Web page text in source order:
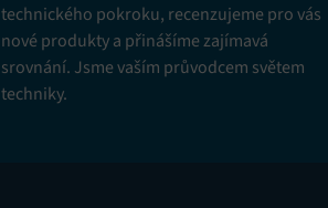
technického pokroku, recenzujeme pro vás
nové produkty a přinášíme zajímavá
srovnání. Jsme vaším průvodcem světem
techniky.